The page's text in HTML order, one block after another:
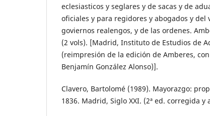
eclesiasticos y seglares y de sacas y de
oficiales y para regidores y abogados y
goviernos realengos, y de las ordenes.
(2 vols). [Madrid, Instituto de Estudios de
(reimpresión de la edición de Amberes,
Benjamín González Alonso)].
Clavero, Bartolomé (1989). Mayorazgo:
1836. Madrid, Siglo XXI. (2ª ed. corregida y